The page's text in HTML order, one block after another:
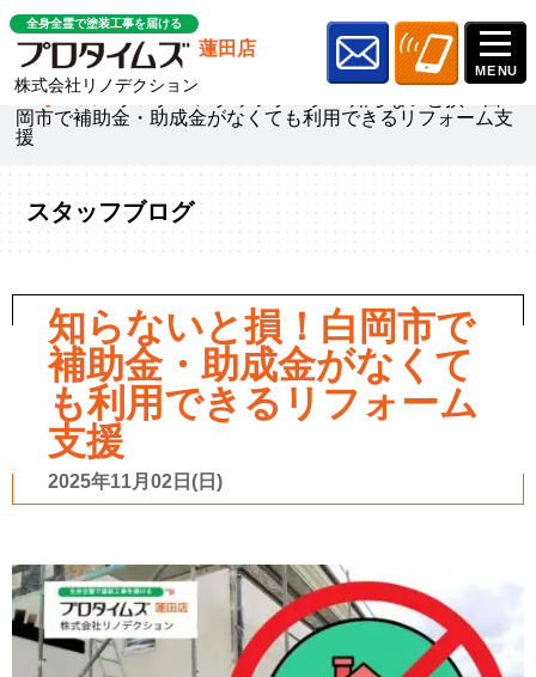
全身全霊で塗装工事を届ける
蓮田店
株式会社リノデクション
ホーム » ブログ»
岡市で補助金・助成金がなくても利用できるリフォーム支
援
スタッフブログ
知らないと損！白岡市で
補助金・助成金がなくて
も利用できるリフォーム
支援
2025年11月02日(日)